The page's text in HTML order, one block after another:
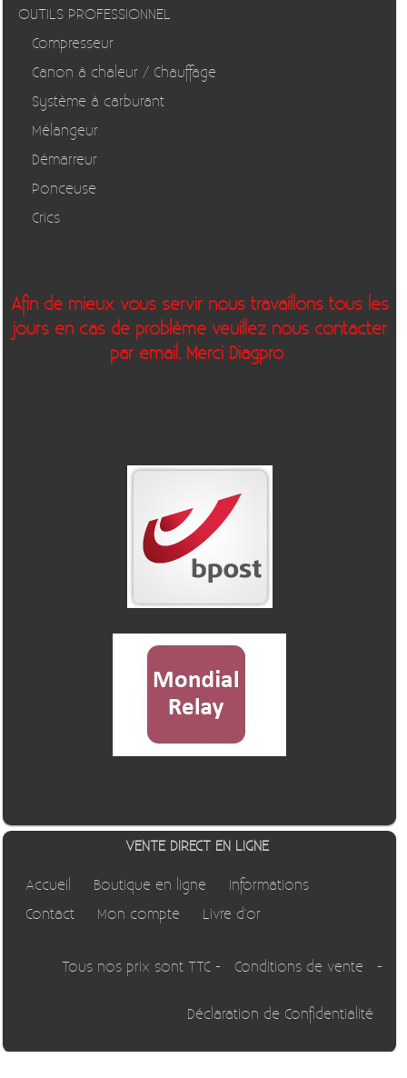
OUTILS PROFESSIONNEL
Compresseur
Canon à chaleur / Chauffage
Système à carburant
Mélangeur
Démarreur
Ponceuse
Crics
Afin de mieux vous servir nous travaillons tous les
jours en cas de problème veuillez nous contacter
par email. Merci Diagpro
VENTE DIRECT EN LIGNE
Accueil
Boutique en ligne
Informations
Contact
Mon compte Livre d'or
Tous nos prix sont TTC - Conditions de vente -
Déclaration de Confidentialité